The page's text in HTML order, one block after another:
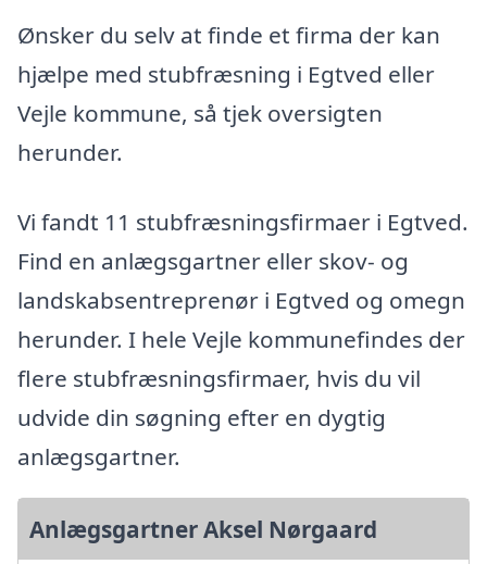
Ønsker du selv at finde et firma der kan
hjælpe med stubfræsning i Egtved eller
Vejle kommune, så tjek oversigten
herunder.
Vi fandt 11 stubfræsningsfirmaer i Egtved.
Find en anlægsgartner eller skov- og
landskabsentreprenør i Egtved og omegn
herunder. I hele Vejle kommunefindes der
flere stubfræsningsfirmaer, hvis du vil
udvide din søgning efter en dygtig
anlægsgartner.
Anlægsgartner Aksel Nørgaard